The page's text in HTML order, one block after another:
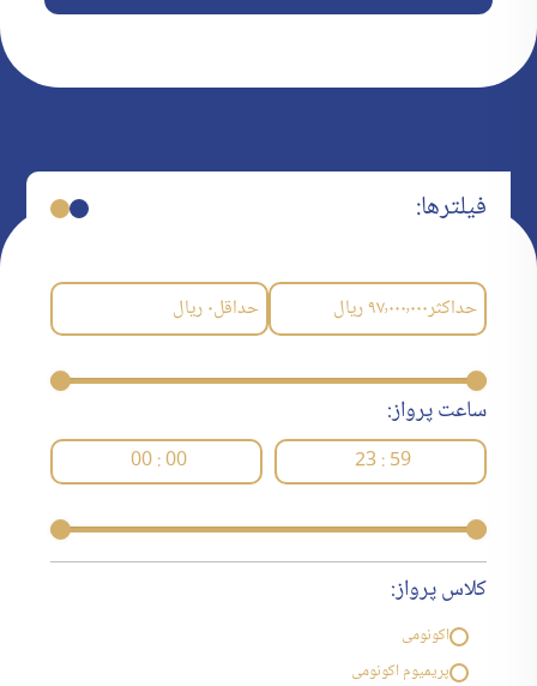
فیلترها:
حداکثر۹۷٬۰۰۰٬۰۰۰ریال حداقل۰ریال
ساعت پرواز:
23 : 59
00 : 00
کلاس پرواز:
اکونومی
پریمیوم اکونومی